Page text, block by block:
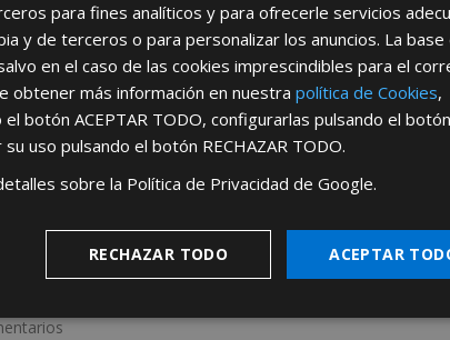
Desdeaquípodrá ver todas las ventajas de ser
este formulario y nos pondremos en contacto con usted
¿De dónde es la empresa?
España
Portugal Otros
para fines analíticos y para ofrecerle servicios
y de terceros o para personalizar los anuncios. La base
en el caso de las cookies imprescindibles para el
obtener más información en nuestra política de Cookies,
el botón ACEPTAR TODO, configurarlas pulsando el botón
su uso pulsando el botón RECHAZAR TODO.
sobre la Política de Privacidad de Google.
ACEPTAR
RECHAZAR TODO